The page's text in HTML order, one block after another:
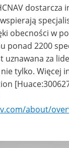
dostarcza
obecności w
ponad 2200
uznawana za
tylko. Więcej
about/